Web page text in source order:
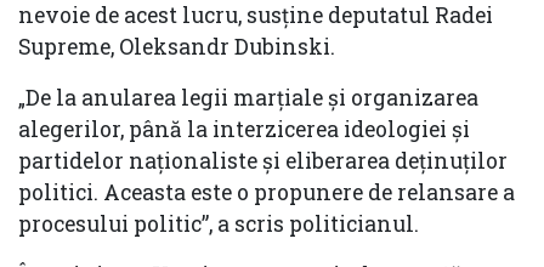
nevoie de acest lucru, susține deputatul Radei
Supreme, Oleksandr Dubinski.
„De la anularea legii marțiale și organizarea
alegerilor, până la interzicerea ideologiei și
partidelor naționaliste și eliberarea deținuților
politici. Aceasta este o propunere de relansare a
procesului politic”, a scris politicianul.